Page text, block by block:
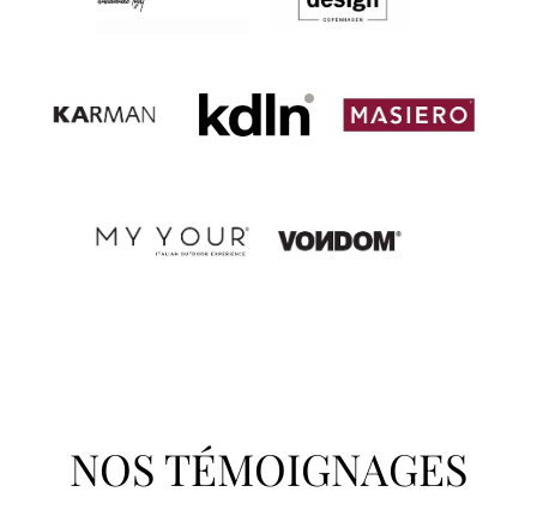
NOS TÉMOIGNAGES